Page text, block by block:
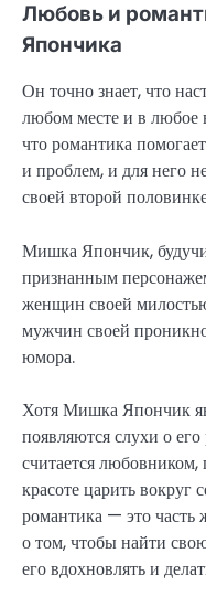
Любовь и
Япончика
Он точно знает, что
любом месте и в
что романтика
и проблем, и для него
своей второй
Мишка Япончик,
признанным
женщин своей
мужчин своей
юмора.
Хотя Мишка Япончик
появляются слухи о
считается любовником,
красоте царить вокруг
романтика — это часть
о том, чтобы найти
его вдохновлять и